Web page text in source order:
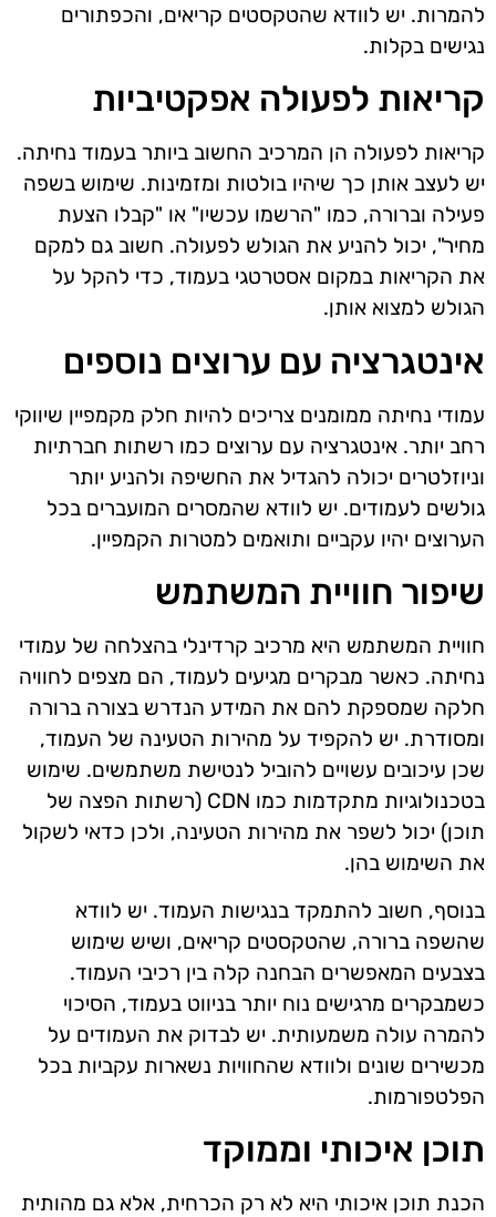
להמרות. יש לוודא שהטקסטים קריאים, והכפתורים
נגישים בקלות.
קריאות לפעולה אפקטיביות
קריאות לפעולה הן המרכיב החשוב ביותר בעמוד נחיתה.
יש לעצב אותן כך שיהיו בולטות ומזמינות. שימוש בשפה
פעילה וברורה, כמו "הרשמו עכשיו" או "קבלו הצעת
מחיר", יכול להניע את הגולש לפעולה. חשוב גם למקם
את הקריאות במקום אסטרטגי בעמוד, כדי להקל על
הגולש למצוא אותן.
אינטגרציה עם ערוצים נוספים
עמודי נחיתה ממומנים צריכים להיות חלק מקמפיין שיווקי
רחב יותר. אינטגרציה עם ערוצים כמו רשתות חברתיות
וניוזלטרים יכולה להגדיל את החשיפה ולהניע יותר
גולשים לעמודים. יש לוודא שהמסרים המועברים בכל
הערוצים יהיו עקביים ותואמים למטרות הקמפיין.
שיפור חוויית המשתמש
חוויית המשתמש היא מרכיב קרדינלי בהצלחה של עמודי
נחיתה. כאשר מבקרים מגיעים לעמוד, הם מצפים לחוויה
חלקה שמספקת להם את המידע הנדרש בצורה ברורה
ומסודרת. יש להקפיד על מהירות הטעינה של העמוד,
שכן עיכובים עשויים להוביל לנטישת משתמשים. שימוש
בטכנולוגיות מתקדמות כמו CDN (רשתות הפצה של
תוכן) יכול לשפר את מהירות הטעינה, ולכן כדאי לשקול
את השימוש בהן.
בנוסף, חשוב להתמקד בנגישות העמוד. יש לוודא
שהשפה ברורה, שהטקסטים קריאים, ושיש שימוש
בצבעים המאפשרים הבחנה קלה בין רכיבי העמוד.
כשמבקרים מרגישים נוח יותר בניווט בעמוד, הסיכוי
להמרה עולה משמעותית. יש לבדוק את העמודים על
מכשירים שונים ולוודא שהחוויות נשארות עקביות בכל
הפלטפורמות.
תוכן איכותי וממוקד
הכנת תוכן איכותי היא לא רק הכרחית, אלא גם מהותית